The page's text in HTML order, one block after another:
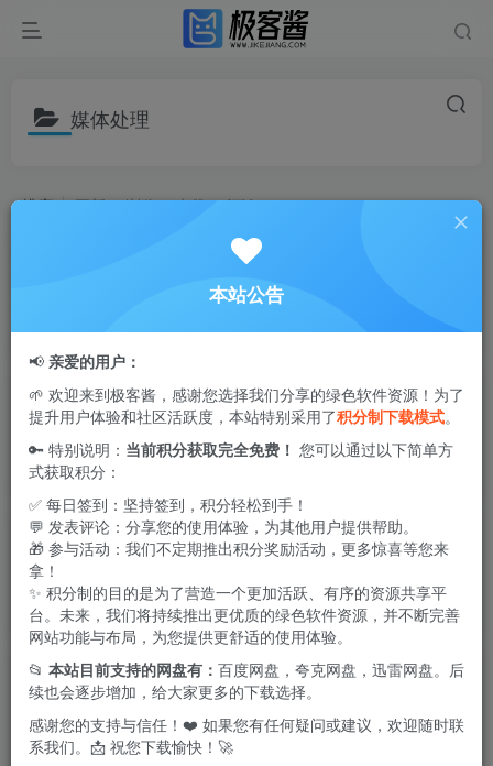
媒体处理
排序 更新 浏览 点赞 评论
Aiarty Image Enhancer(AI图片增强工
具) v3.7 多语便携版 | 专业AI技术提升
图片质量，修复细节优化图像
# 图像分辨率提升
6个月前 1.2W+
Aiarty Image Matting（智能抠图工
具）v2.6 | AI精准识别主体，一键高效
去除复杂背景的多语便携版
# 背景去除工具 # 批量图片处理 # 精准边缘识别
Aiarty Video Enhancer（AI视频增强
工具）v3.3 | AI智能修复画质，一键提
升视频清晰度的多语便携版
# 视频画质修复 # 视频清晰度提升 # AI视频增强
6个月前 1.4W+
Luminar Neo v1.22.1.14175 | AI智能
图像处理软件，绿色便携中文解锁版
# Luminar Neo
本站公告
📢 亲爱的用户：
🌱 欢迎来到极客酱，感谢您选择我们分享的绿色软件资源！为了
提升用户体验和社区活跃度，本站特别采用了积分制下载模式。
🔑 特别说明： 当前积分获取完全免费！ 您可以通过以下简单方
式获取积分：
✅ 每日签到：坚持签到，积分轻松到手！
💬 发表评论：分享您的使用体验，为其他用户提供帮助。
🎁 参与活动：我们不定期推出积分奖励活动，更多惊喜等您来
拿！
✨ 积分制的目的是为了营造一个更加活跃、有序的资源共享平
台。未来，我们将持续推出更优质的绿色软件资源，并不断完善
网站功能与布局，为您提供更舒适的使用体验。
📂 本站目前支持的网盘有： 百度网盘，夸克网盘，迅雷网盘。后
续也会逐步增加，给大家更多的下载选择。
感谢您的支持与信任！❤️ 如果您有任何疑问或建议，欢迎随时联
系我们。📩 祝您下载愉快！🚀